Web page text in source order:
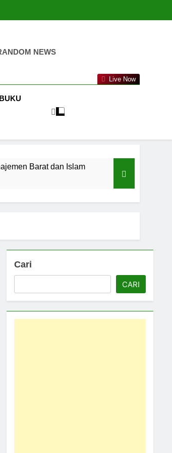
NEWS
Live Now
BUKU
Barat dan Islam
Cari
CARI